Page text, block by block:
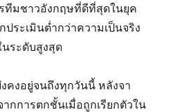
ทีมชาวอังกฤษที่ดีที่สุดในยุค
ประเมินต่ำกว่าความเป็นจริง
นระดับสูงสุด
คงอยู่จนถึงทุกวันนี้ หลังจา
กการตกชั้นเมื่อถูกเรียกตัวใน